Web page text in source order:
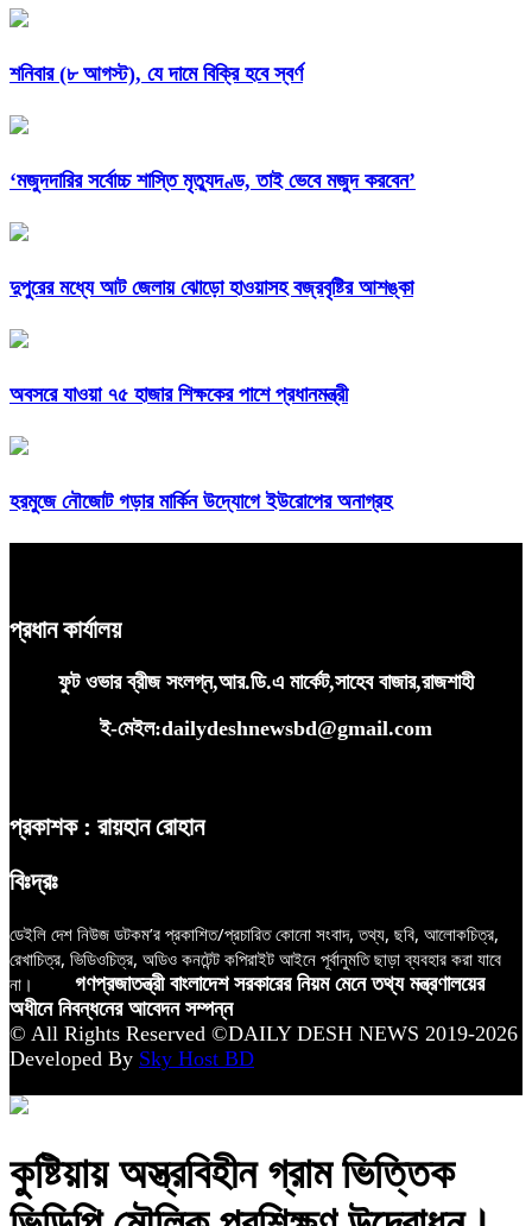
শনিবার (৮ আগস্ট), যে দামে বিক্রি হবে স্বর্ণ
‘মজুদদারির সর্বোচ্চ শাস্তি মৃত্যুদণ্ড, তাই ভেবে মজুদ করবেন’
দুপুরের মধ্যে আট জেলায় ঝোড়ো হাওয়াসহ বজ্রবৃষ্টির আশঙ্কা
অবসরে যাওয়া ৭৫ হাজার শিক্ষকের পাশে প্রধানমন্ত্রী
হরমুজে নৌজোট গড়ার মার্কিন উদ্যোগে ইউরোপের অনাগ্রহ
প্রধান কার্যালয়
ফুট ওভার ব্রীজ সংলগ্ন,আর.ডি.এ মার্কেট,সাহেব বাজার,রাজশাহী
ই-মেইল:dailydeshnewsbd@gmail.com
প্রকাশক : রায়হান রোহান
বিঃদ্রঃ
ডেইলি দেশ নিউজ ডটকম’র প্রকাশিত/প্রচারিত কোনো সংবাদ, তথ্য, ছবি, আলোকচিত্র,
রেখাচিত্র, ভিডিওচিত্র, অডিও কনটেন্ট কপিরাইট আইনে পূর্বানুমতি ছাড়া ব্যবহার করা যাবে
না।
গণপ্রজাতন্ত্রী বাংলাদেশ সরকারের নিয়ম মেনে তথ্য মন্ত্রণালয়ের
অধীনে নিবন্ধনের আবেদন সম্পন্ন
© All Rights Reserved ©DAILY DESH NEWS 2019-2026
Developed By Sky Host BD
কুষ্টিয়ায় অস্ত্রবিহীন গ্রাম ভিত্তিক